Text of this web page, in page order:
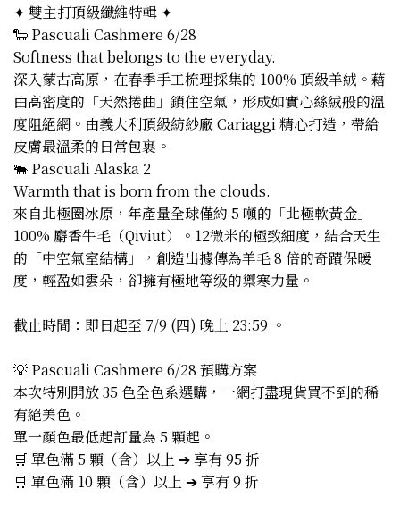
✦ 雙主打頂級纖維特輯 ✦
🐑 Pascuali Cashmere 6/28
Softness that belongs to the everyday.
深入蒙古高原，在春季手工梳理採集的 100% 頂級羊絨。藉
由高密度的「天然捲曲」鎖住空氣，形成如實心絲絨般的溫
度阻絕網。由義大利頂級紡紗廠 Cariaggi 精心打造，帶給
皮膚最溫柔的日常包裹。
🐃 Pascuali Alaska 2
Warmth that is born from the clouds.
來自北極圈冰原，年產量全球僅約 5 噸的「北極軟黃金」
100% 麝香牛毛（Qiviut）。12微米的極致細度，結合天生
的「中空氣室結構」，創造出據傳為羊毛 8 倍的奇蹟保暖
度，輕盈如雲朵，卻擁有極地等级的禦寒力量。
截止時間：即日起至 7/9 (四) 晚上 23:59 。
💡 Pascuali Cashmere 6/28 預購方案
本次特別開放 35 色全色系選購，一網打盡現貨買不到的稀
有絕美色。
單一顏色最低起訂量為 5 顆起。
🛒 單色滿 5 顆（含）以上 ➔ 享有 95 折
🛒 單色滿 10 顆（含）以上 ➔ 享有 9 折